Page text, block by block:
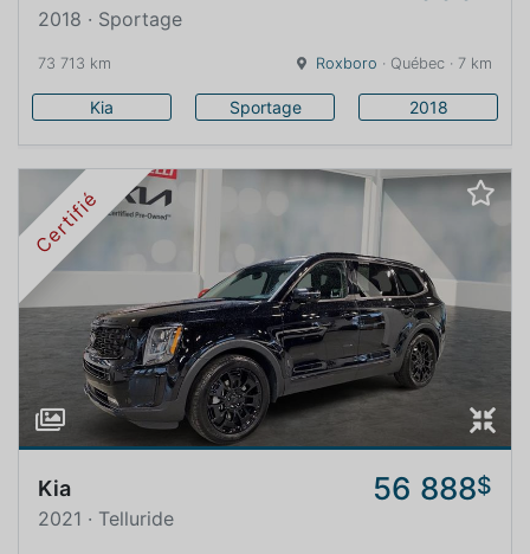
2018 · Sportage
73 713 km Roxboro · Québec · 7 km
Kia Sportage 2018
Certifié
Kia 56 888$
2021 · Telluride